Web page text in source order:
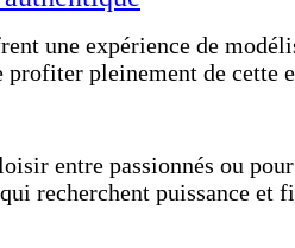
une expérience de
pleinement de cette
entre passionnés ou
recherchent puissance et